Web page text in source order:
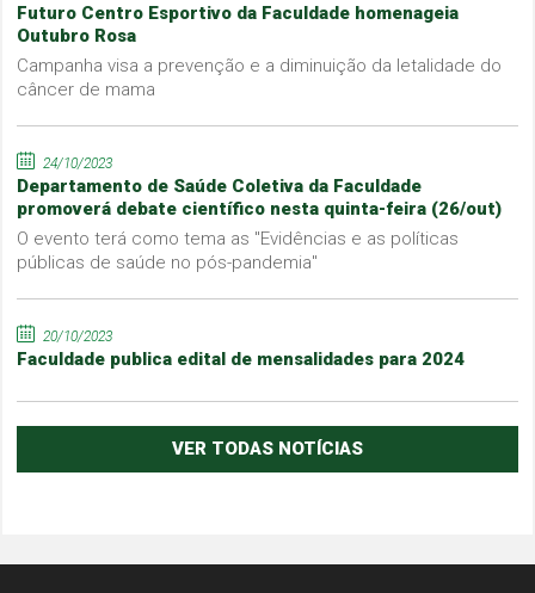
Futuro Centro Esportivo da Faculdade homenageia
Outubro Rosa
Campanha visa a prevenção e a diminuição da letalidade do
câncer de mama
24/10/2023
Departamento de Saúde Coletiva da Faculdade
promoverá debate científico nesta quinta-feira (26/out)
O evento terá como tema as "Evidências e as políticas
públicas de saúde no pós-pandemia"
20/10/2023
Faculdade publica edital de mensalidades para 2024
VER TODAS NOTÍCIAS